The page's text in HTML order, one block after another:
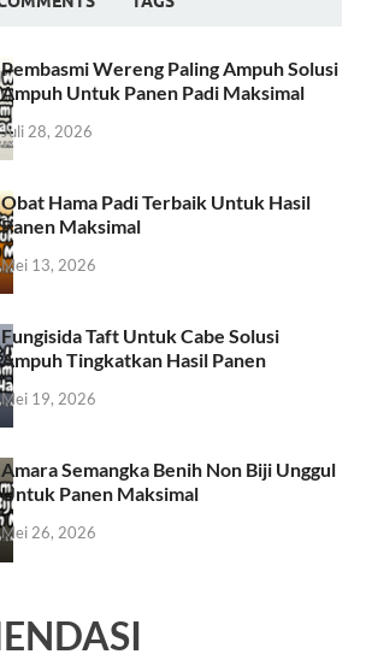
Pembasmi Wereng Paling Ampuh Solusi
Ampuh Untuk Panen Padi Maksimal
Juli 28, 2026
Obat Hama Padi Terbaik Untuk Hasil
Panen Maksimal
Mei 13, 2026
Fungisida Taft Untuk Cabe Solusi
Ampuh Tingkatkan Hasil Panen
Mei 19, 2026
Amara Semangka Benih Non Biji Unggul
Untuk Panen Maksimal
Mei 26, 2026